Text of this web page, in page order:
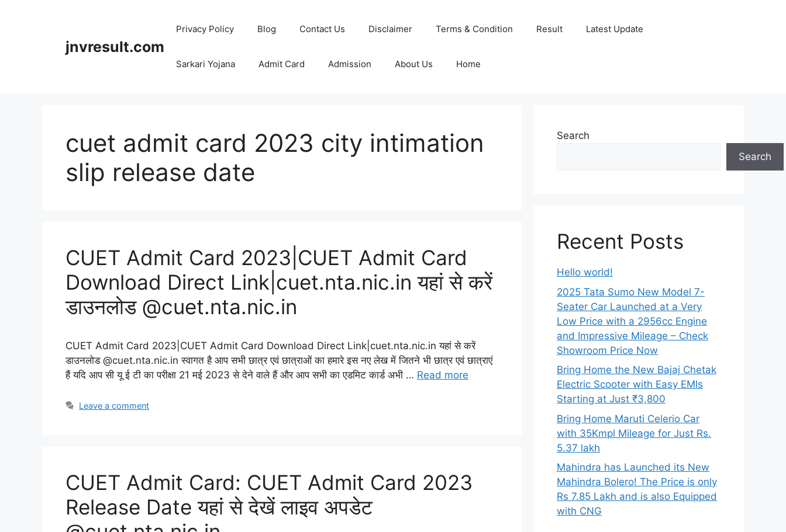
jnvresult.com
Privacy Policy Blog Contact Us Disclaimer Terms & Condition Result Latest Update
Sarkari Yojana Admit Card Admission About Us Home
cuet admit card 2023 city intimation
slip release date
CUET Admit Card 2023|CUET Admit Card
Download Direct Link|cuet.nta.nic.in यहां से करें
डाउनलोड @cuet.nta.nic.in
CUET Admit Card 2023|CUET Admit Card Download Direct Link|cuet.nta.nic.in यहां से करें
डाउनलोड @cuet.nta.nic.in स्वागत है आप सभी छात्र एवं छात्राओं का हमारे इस नए लेख में जितने भी छात्र एवं छात्राएं
हैं यदि आप सी यू ई टी का परीक्षा 21 मई 2023 से देने वाले हैं और आप सभी का एडमिट कार्ड अभी … Read more
Leave a comment
CUET Admit Card: CUET Admit Card 2023
Release Date यहां से देखें लाइव अपडेट
Search
Search
Recent Posts
Hello world!
2025 Tata Sumo New Model 7-
Seater Car Launched at a Very
Low Price with a 2956cc Engine
and Impressive Mileage – Check
Showroom Price Now
Bring Home the New Bajaj Chetak
Electric Scooter with Easy EMIs
Starting at Just ₹3,800
Bring Home Maruti Celerio Car
with 35Kmpl Mileage for Just Rs.
5.37 lakh
Mahindra has Launched its New
Mahindra Bolero! The Price is only
Rs 7.85 Lakh and is also Equipped
with CNG